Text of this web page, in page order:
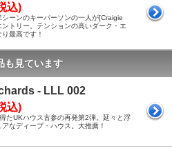
込)
ーンのキーパーソンの一人が[Craigie
トリー。テンションの高いダーク・エ
最高です！
も見ています
- LLL 002
込)
たUKハウス古参の再発第2弾。延々と浮
なディープ・ハウス。大推薦！